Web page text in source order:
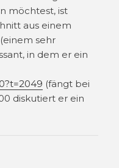
möchtest, ist
aus einem
sehr
in dem er ein
(fängt bei
diskutiert er ein